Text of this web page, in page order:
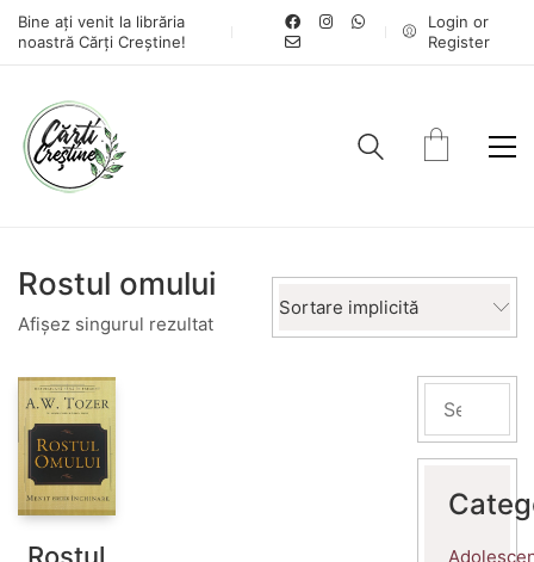
Bine ați venit la librăria
noastră Cărți Creștine!
Login or
Register
Rostul omului
Afișez singurul rezultat
Sortare implicită